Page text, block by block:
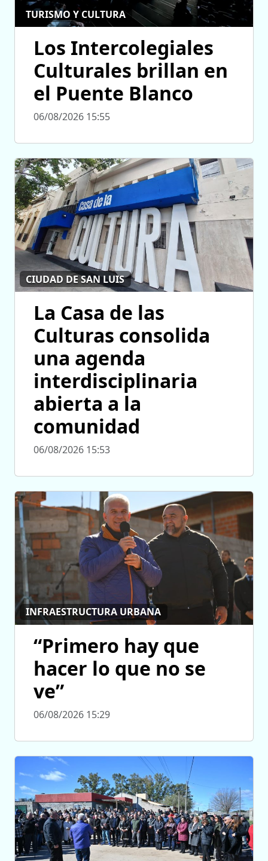
TURISMO Y CULTURA
Los Intercolegiales
Culturales brillan en
el Puente Blanco
06/08/2026 15:55
CIUDAD DE SAN LUIS
La Casa de las
Culturas consolida
una agenda
interdisciplinaria
abierta a la
comunidad
06/08/2026 15:53
INFRAESTRUCTURA URBANA
“Primero hay que
hacer lo que no se
ve”
06/08/2026 15:29